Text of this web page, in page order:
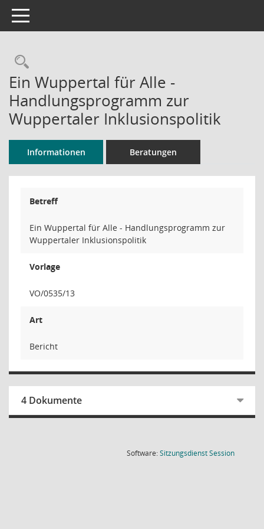
Toggle navigation
Rechercheauswahl
Ein Wuppertal für Alle -
Handlungsprogramm zur
Wuppertaler Inklusionspolitik
Informationen Beratungen
Betreff
Ein Wuppertal für Alle - Handlungsprogramm zur
Wuppertaler Inklusionspolitik
Vorlage
VO/0535/13
Art
Bericht
4 Dokumente
Software:SitzungsdienstSession(Wird in